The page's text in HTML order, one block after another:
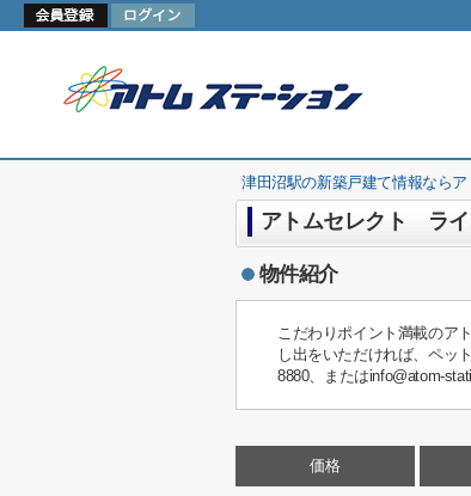
津田沼駅の新築戸建て情報なら
アトムセレクト ライ
物件紹介
こだわりポイント満載のア
し出をいただければ、ペッ
8880、またはinfo@atom-
価格